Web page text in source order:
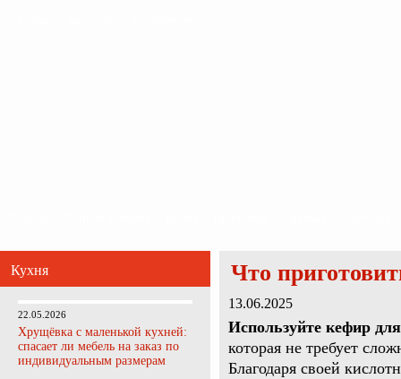
Кухня
22.05.2026
Хрущёвка с маленькой кухней:
спасает ли мебель на заказ по
индивидуальным размерам
Что
13.06.2025
Используйте кефир
которая не требует
Благодаря своей